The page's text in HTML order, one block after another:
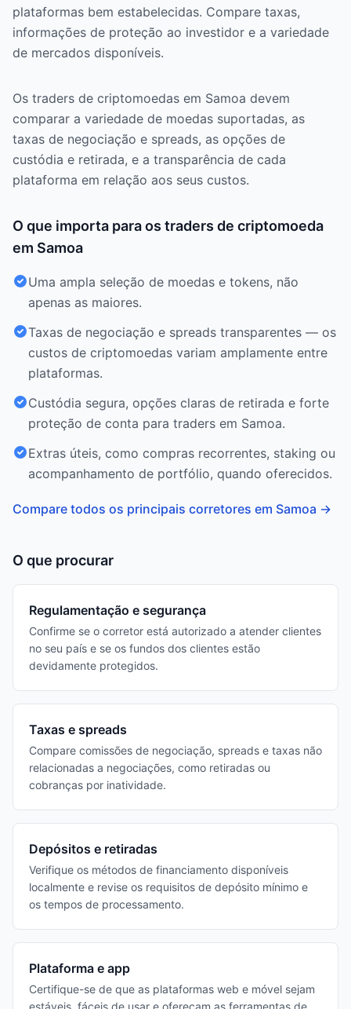
plataformas bem estabelecidas. Compare taxas,
informações de proteção ao investidor e a variedade
de mercados disponíveis.
Os traders de criptomoedas em Samoa devem
comparar a variedade de moedas suportadas, as
taxas de negociação e spreads, as opções de
custódia e retirada, e a transparência de cada
plataforma em relação aos seus custos.
O que importa para os traders de criptomoeda
em Samoa
Uma ampla seleção de moedas e tokens, não
apenas as maiores.
Taxas de negociação e spreads transparentes — os
custos de criptomoedas variam amplamente entre
plataformas.
Custódia segura, opções claras de retirada e forte
proteção de conta para traders em Samoa.
Extras úteis, como compras recorrentes, staking ou
acompanhamento de portfólio, quando oferecidos.
Compare todos os principais corretores em Samoa →
O que procurar
Regulamentação e segurança
Confirme se o corretor está autorizado a atender clientes
no seu país e se os fundos dos clientes estão
devidamente protegidos.
Taxas e spreads
Compare comissões de negociação, spreads e taxas não
relacionadas a negociações, como retiradas ou
cobranças por inatividade.
Depósitos e retiradas
Verifique os métodos de financiamento disponíveis
localmente e revise os requisitos de depósito mínimo e
os tempos de processamento.
Plataforma e app
Certifique-se de que as plataformas web e móvel sejam
estáveis, fáceis de usar e ofereçam as ferramentas de